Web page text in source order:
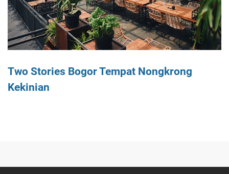
Two Stories Bogor Tempat Nongkrong
Kekinian